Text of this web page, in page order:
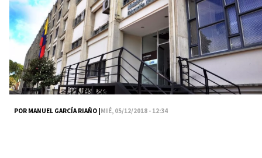
POR MANUEL GARCÍA RIAÑO |MIÉ, 05/12/2018 - 12:34